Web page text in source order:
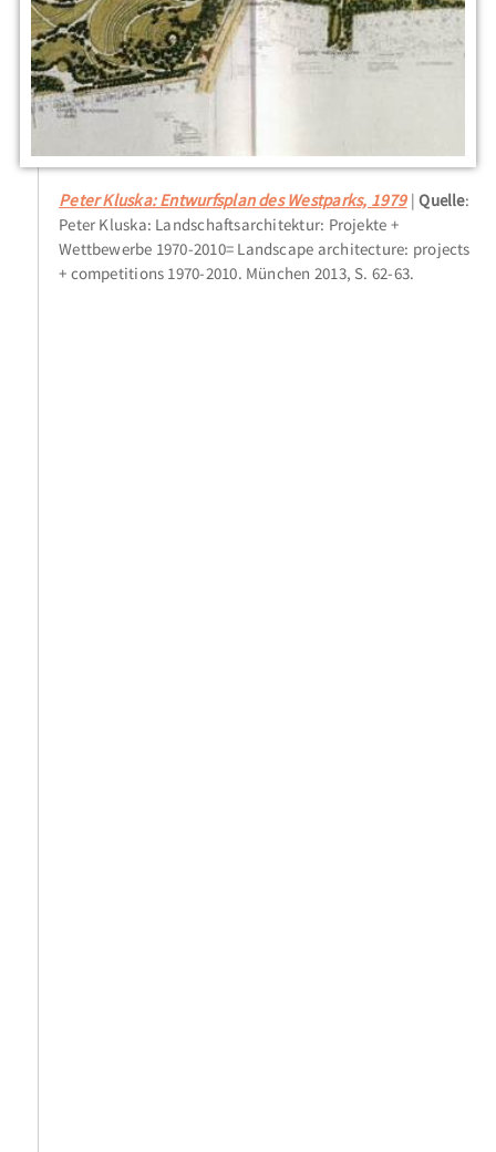
Peter Kluska: Entwurfsplan des Westparks, 1979 Quelle:
Peter Kluska: Landschaftsarchitektur: Projekte +
Wettbewerbe 1970-2010= Landscape architecture: projects
+ competitions 1970-2010. München 2013, S. 62-63.